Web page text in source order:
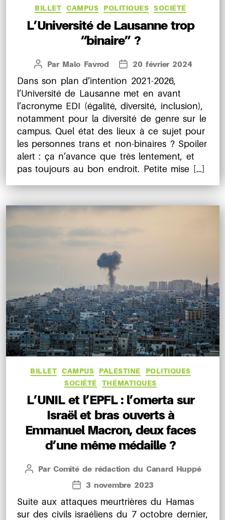
Catégories
BILLET CAMPUS POLITIQUES SOCIÉTÉ
L’Université de Lausanne trop
“binaire” ?
Auteur
l’article
Par Malo Favrod
Date
l’article
20 février 2024
Dans son plan d’intention 2021-2026,
l’Université de Lausanne met en avant
l’acronyme EDI (égalité, diversité, inclusion),
notamment pour la diversité de genre sur le
campus. Quel état des lieux à ce sujet pour
les personnes trans et non-binaires ? Spoiler
alert : ça n’avance que très lentement, et
pas toujours au bon endroit. Petite mise […]
Catégories
BILLET CAMPUS PALESTINE
POLITIQUES
SOCIÉTÉ
THÉMATIQUES
L’UNIL et l’EPFL : l’omerta sur
Israël et bras ouverts à
Emmanuel Macron, deux faces
d’une même médaille ?
Auteur
Par Comité de rédaction du Canard Huppé
Date
l’article
3 novembre 2023
Suite aux attaques meurtrières du Hamas
sur des civils israéliens du 7 octobre dernier,